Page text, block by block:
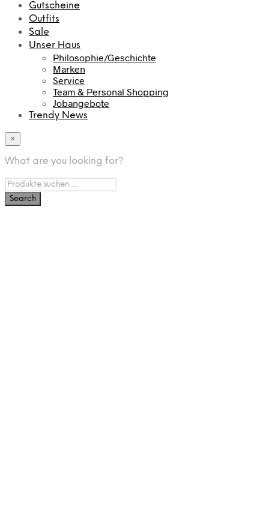
Gutscheine
Outfits
Sale
Unser Haus
Philosophie/Geschichte
Marken
Service
Team & Personal Shopping
Jobangebote
Trendy News
×
What are you looking for?